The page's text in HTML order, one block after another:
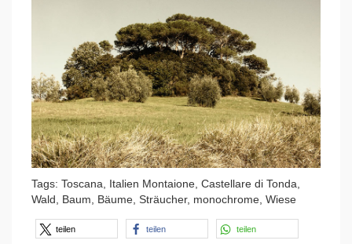
Tags: Toscana, Italien Montaione, Castellare di Tonda,
Wald, Baum, Bäume, Sträucher, monochrome, Wiese
teilen teilen teilen